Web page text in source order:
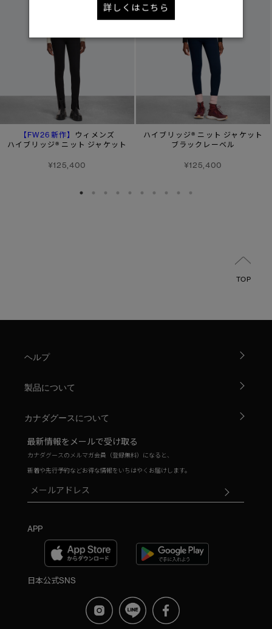
【FW26新作】
ウィメンズ
ハイブリッジ® ニット ジャケット
¥125,400
ハイブリッジ® ニット ジャケット
ブラックレーベル
¥125,400
TOP
ヘルプ
製品について
カナダグースについて
最新情報をメールで受け取る
カナダグースのメルマガ会員（登録無料）になると、
新着や先行予約などお得な情報をいちはやくお届けします。
APP
日本公式SNS
詳しくはこちら